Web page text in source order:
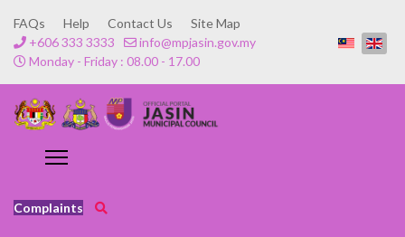
FAQs Help Contact Us
Site Map
+606 333 3333
info@mpjasin.gov.my
Monday - Friday : 08.00 - 17.00
Complaints